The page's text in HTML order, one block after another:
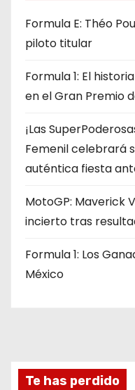
Formula E: Théo
piloto titular
Formula 1: El
en el Gran Premio
¡Las
Femenil celebrará
auténtica fiesta
MotoGP: Maverick
incierto tras
Formula 1: Los
México
Te has perdido